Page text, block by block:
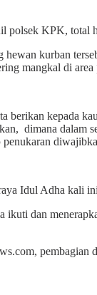
polsek KPK,
kurban
mangkal di
berikan kepada
dimana dalam
penukaran
Idul Adha kali
ikuti dan